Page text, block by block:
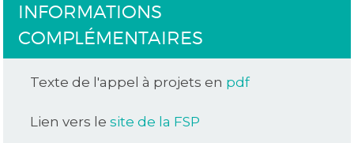
INFORMATIONS
COMPLÉMENTAIRES
Texte de l'appel à projets en pdf
Lien vers lesite de la FSP